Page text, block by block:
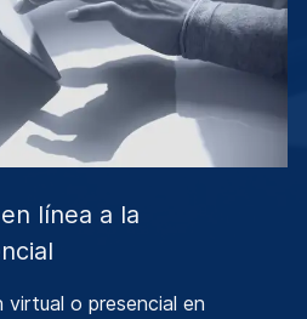
línea a la
o presencial en